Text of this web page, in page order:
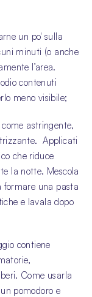
un po' sulla
minuti (o anche
l’area.
contenuti
meno visibile;
astringente,
Applicati
che riduce
la notte. Mescola
formare una pasta
e lavala dopo
contiene
Come usarla
pomodoro e